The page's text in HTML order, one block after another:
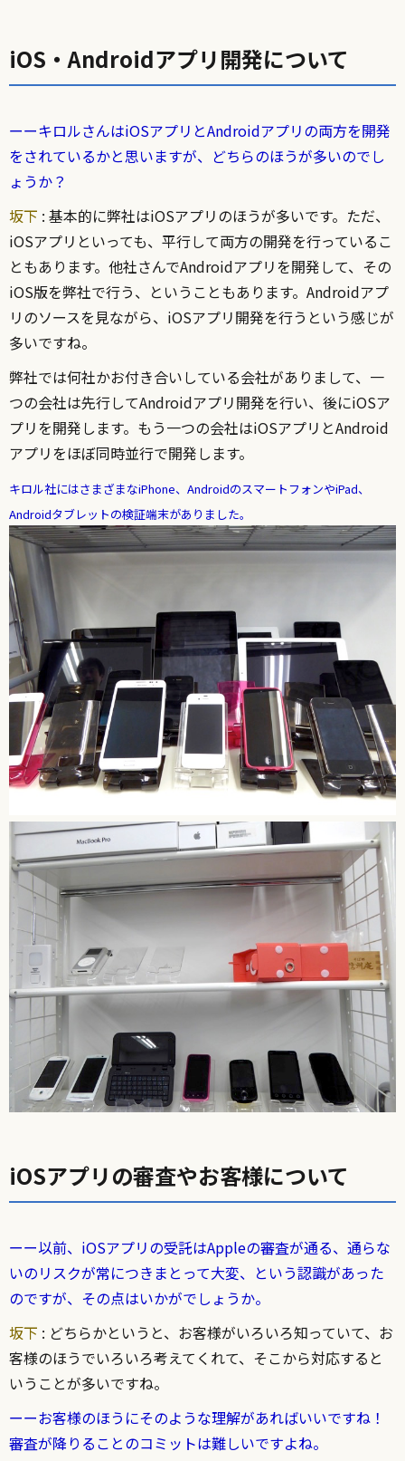
iOS・Androidアプリ開発について
ーーキロルさんはiOSアプリとAndroidアプリの両方を開発
をされているかと思いますが、どちらのほうが多いのでし
ょうか？
坂下 : 基本的に弊社はiOSアプリのほうが多いです。ただ、
iOSアプリといっても、平行して両方の開発を行っているこ
ともあります。他社さんでAndroidアプリを開発して、その
iOS版を弊社で行う、ということもあります。Androidアプ
リのソースを見ながら、iOSアプリ開発を行うという感じが
多いですね。
弊社では何社かお付き合いしている会社がありまして、一
つの会社は先行してAndroidアプリ開発を行い、後にiOSア
プリを開発します。もう一つの会社はiOSアプリとAndroid
アプリをほぼ同時並行で開発します。
キロル社にはさまざまなiPhone、AndroidのスマートフォンやiPad、
Androidタブレットの検証端末がありました。
iOSアプリの審査やお客様について
ーー以前、iOSアプリの受託はAppleの審査が通る、通らな
いのリスクが常につきまとって大変、という認識があった
のですが、その点はいかがでしょうか。
坂下 : どちらかというと、お客様がいろいろ知っていて、お
客様のほうでいろいろ考えてくれて、そこから対応すると
いうことが多いですね。
ーーお客様のほうにそのような理解があればいいですね！
審査が降りることのコミットは難しいですよね。